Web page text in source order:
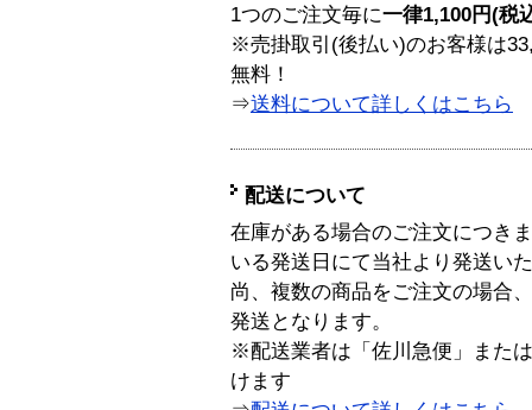
1つのご注文毎に一律1,100円(税
※売掛取引(後払い)のお客様は
無料！
⇒送料について詳しくはこちら
配送について
在庫がある場合のご注文につき
いる発送日にて当社より発送い
尚、複数の商品をご注文の場合
発送となります。
※配送業者は「佐川急便」また
けます